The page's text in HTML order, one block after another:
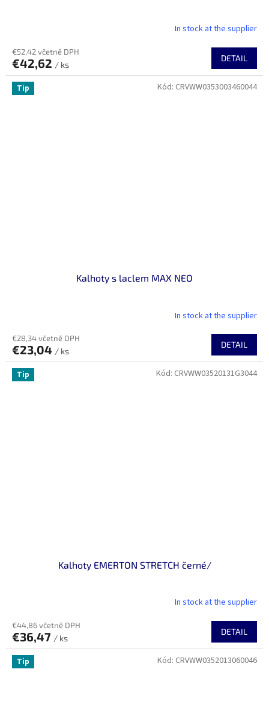
In stock at the supplier
€52,42 včetně DPH
€42,62 / ks
DETAIL
Tip
Kalhoty s laclem MAX NEO
In stock at the supplier
€28,34 včetně DPH
€23,04 / ks
DETAIL
Kód: CRVWW0353003460044
Tip
Kalhoty EMERTON STRETCH černé/
In stock at the supplier
€44,86 včetně DPH
€36,47 / ks
DETAIL
Kód: CRVWW03520131G3044
Tip Kód: CRVWW0352013060046